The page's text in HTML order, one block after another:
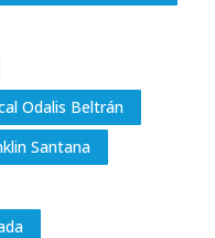
Odalis Beltrán
Santana